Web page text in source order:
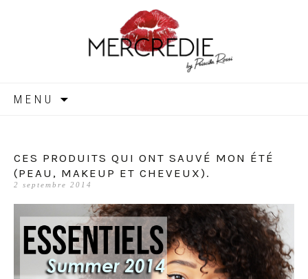
MERCREDIE
MENU
CES PRODUITS QUI ONT SAUVÉ MON ÉTÉ
(PEAU, MAKEUP ET CHEVEUX).
2 septembre 2014